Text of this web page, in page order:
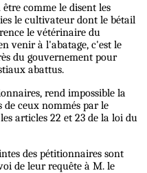
comme le disent les
le cultivateur dont le bétail
le vétérinaire du
venir à l'abatage, c'est le
du gouvernement pour
abattus.
rend impossible la
de ceux nommés par le
articles 22 et 23 de la loi du
des pétitionnaires sont
de leur requête à M. le